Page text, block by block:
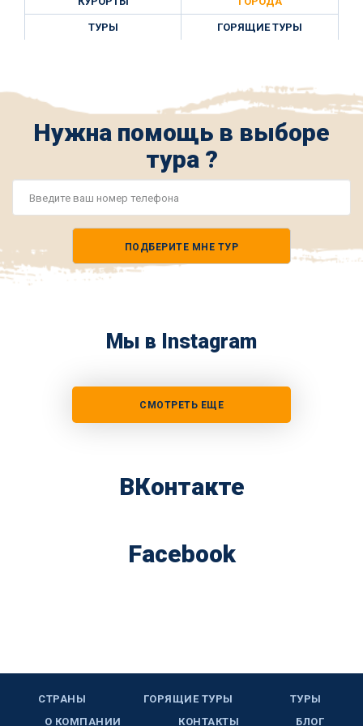
ТУРЫ ГОРЯЩИЕ ТУРЫ
Нужна помощь в выборе
тура ?
ПОДБЕРИТЕ МНЕ ТУР
Мы в Instagram
СМОТРЕТЬ ЕЩЕ
ВКонтакте
Facebook
СТРАНЫ ГОРЯЩИЕ ТУРЫ
ТУРЫ
О КОМПАНИИ
КОНТАКТЫ БЛОГ